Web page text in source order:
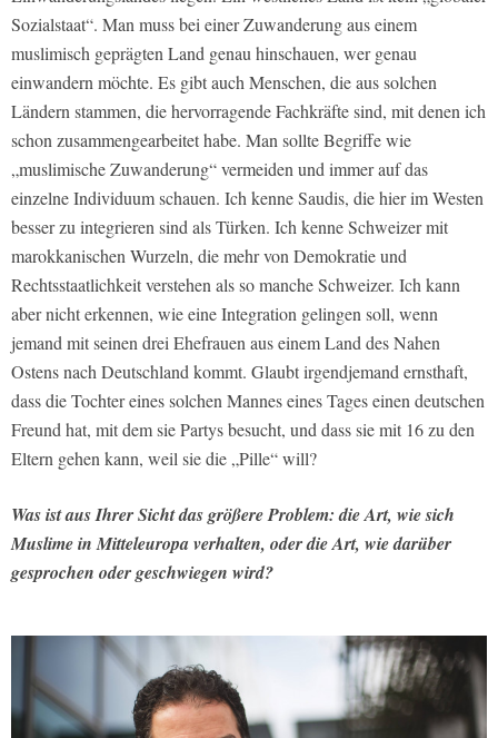
Sozialstaat“. Man muss bei einer Zuwanderung aus einem
muslimisch geprägten Land genau hinschauen, wer genau
einwandern möchte. Es gibt auch Menschen, die aus solchen
Ländern stammen, die hervorragende Fachkräfte sind, mit denen ich
schon zusammengearbeitet habe. Man sollte Begriffe wie
„muslimische Zuwanderung“ vermeiden und immer auf das
einzelne Individuum schauen. Ich kenne Saudis, die hier im Westen
besser zu integrieren sind als Türken. Ich kenne Schweizer mit
marokkanischen Wurzeln, die mehr von Demokratie und
Rechtsstaatlichkeit verstehen als so manche Schweizer. Ich kann
aber nicht erkennen, wie eine Integration gelingen soll, wenn
jemand mit seinen drei Ehefrauen aus einem Land des Nahen
Ostens nach Deutschland kommt. Glaubt irgendjemand ernsthaft,
dass die Tochter eines solchen Mannes eines Tages einen deutschen
Freund hat, mit dem sie Partys besucht, und dass sie mit 16 zu den
Eltern gehen kann, weil sie die „Pille“ will?
Was ist aus Ihrer Sicht das größere Problem: die Art, wie sich
Muslime in Mitteleuropa verhalten, oder die Art, wie darüber
gesprochen oder geschwiegen wird?